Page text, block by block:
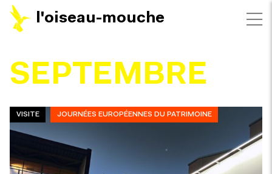
l'oiseau-mouche
FILTRES
SEPTEMBRE
VISITE JOURNÉES EUROPÉENNES DU PATRIMOINE